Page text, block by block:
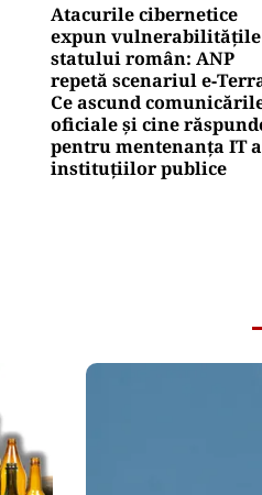
Atacurile cibernetice
expun vulnerabilitățile
statului român: ANP
repetă scenariul
Ce ascund
oficiale și cine
pentru mentenanța IT a
instituțiilor publice